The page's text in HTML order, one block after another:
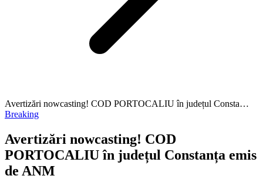
Avertizări nowcasting! COD PORTOCALIU în județul Consta…
Breaking
Avertizări nowcasting! COD
PORTOCALIU în județul Constanța emis
de ANM